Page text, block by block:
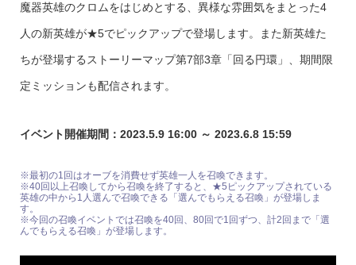
魔器英雄のクロムをはじめとする、異様な雰囲気をまとった4
人の新英雄が★5でピックアップで登場します。また新英雄た
ちが登場するストーリーマップ第7部3章「回る円環」、期間限
定ミッションも配信されます。
イベント開催期間：2023.5.9 16:00 ～ 2023.6.8 15:59
※最初の1回はオーブを消費せず英雄一人を召喚できます。
※40回以上召喚してから召喚を終了すると、★5ピックアップされている
英雄の中から1人選んで召喚できる「選んでもらえる召喚」が登場しま
す。
※今回の召喚イベントでは召喚を40回、80回で1回ずつ、計2回まで「選
んでもらえる召喚」が登場します。